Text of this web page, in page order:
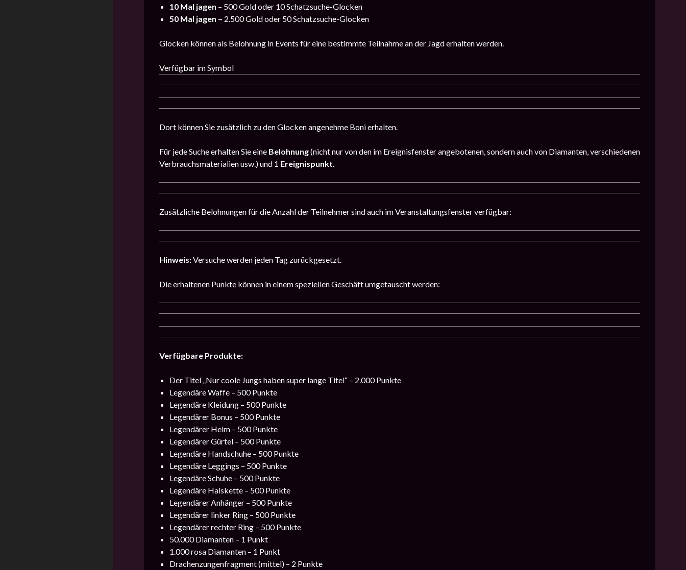
10 Mal jagen – 500 Gold oder 10 Schatzsuche-Glocken
50 Mal jagen – 2.500 Gold oder 50 Schatzsuche-Glocken
Glocken können als Belohnung in Events für eine bestimmte Teilnahme an der Jagd erhalten werden.
Verfügbar im Symbol
Dort können Sie zusätzlich zu den Glocken angenehme Boni erhalten.
Für jede Suche erhalten Sie eine Belohnung(nicht nur von den im Ereignisfenster angebotenen, sondern auch von Diamanten, verschiedenen
Verbrauchsmaterialien usw.) und 1 Ereignispunkt.
Zusätzliche Belohnungen für die Anzahl der Teilnehmer sind auch im Veranstaltungsfenster verfügbar:
Hinweis:Versuche werden jeden Tag zurückgesetzt.
Die erhaltenen Punkte können in einem speziellen Geschäft umgetauscht werden:
Verfügbare Produkte:
Der Titel „Nur coole Jungs haben super lange Titel“ – 2.000 Punkte
Legendäre Waffe – 500 Punkte
Legendäre Kleidung – 500 Punkte
Legendärer Bonus – 500 Punkte
Legendärer Helm – 500 Punkte
Legendärer Gürtel – 500 Punkte
Legendäre Handschuhe – 500 Punkte
Legendäre Leggings – 500 Punkte
Legendäre Schuhe – 500 Punkte
Legendäre Halskette – 500 Punkte
Legendärer Anhänger – 500 Punkte
Legendärer linker Ring – 500 Punkte
Legendärer rechter Ring – 500 Punkte
50.000 Diamanten – 1 Punkt
1.000 rosa Diamanten – 1 Punkt
Drachenzungenfragment (mittel) – 2 Punkte